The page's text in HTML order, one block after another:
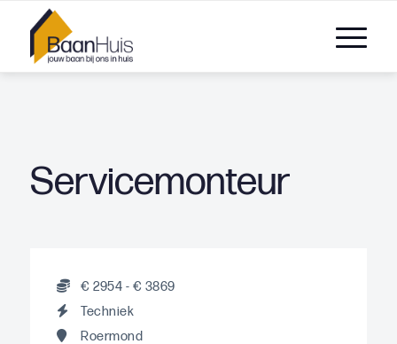
Servicemonteur
€ 2954 - € 3869
Techniek
Roermond